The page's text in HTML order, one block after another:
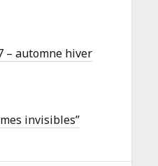
– automne hiver
invisibles”